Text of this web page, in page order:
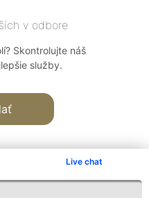
Live chat
v odbore
Skontrolujte náš
služby.